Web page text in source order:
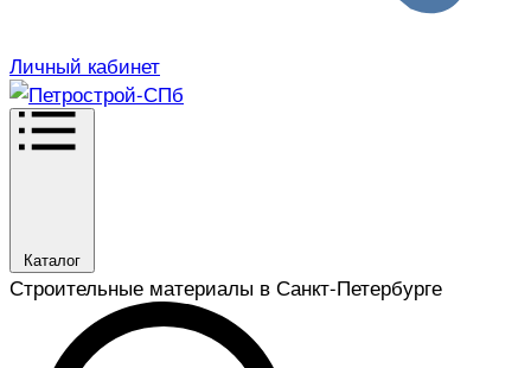
Личный кабинет
Каталог
Строительные материалы в Санкт-Петербурге